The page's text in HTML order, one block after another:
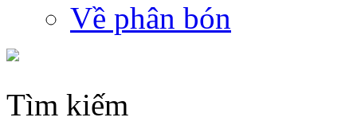
Về phân bón
Tìm kiếm